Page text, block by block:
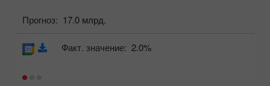
Прогноз: 17.0 млрд.
Факт. значение: 2.0%